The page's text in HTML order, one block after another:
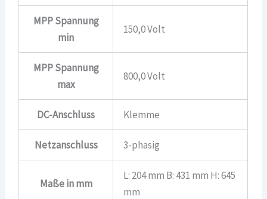
MPP Spannung
min
150,0 Volt
MPP Spannung
max
800,0 Volt
DC-Anschluss Klemme
Netzanschluss 3-phasig
Maße in mm
L: 204 mm B: 431 mm H: 645
mm